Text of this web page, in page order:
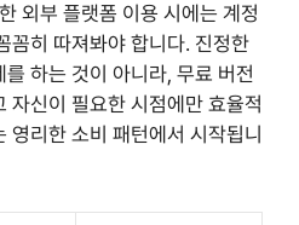
외부 플랫폼 이용 시에는 계정
꼼히 따져봐야 합니다. 진정한
하는 것이 아니라, 무료 버전
자신이 필요한 시점에만 효율적
영리한 소비 패턴에서 시작됩니